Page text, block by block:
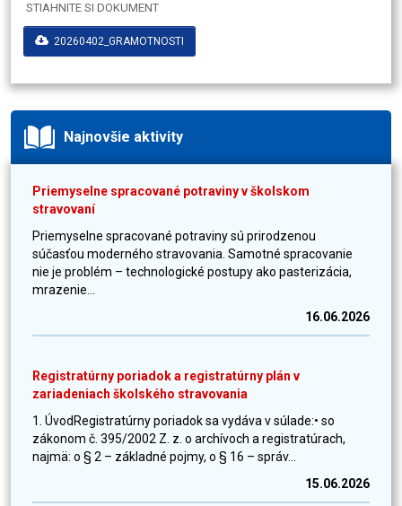
STIAHNITE SI DOKUMENT
20260402_GRAMOTNOSTI
Najnovšie aktivity
Priemyselne spracované potraviny v školskom
stravovaní
Priemyselne spracované potraviny sú prirodzenou
súčasťou moderného stravovania. Samotné spracovanie
nie je problém – technologické postupy ako pasterizácia,
mrazenie...
16.06.2026
Registratúrny poriadok a registratúrny plán v
zariadeniach školského stravovania
1. ÚvodRegistratúrny poriadok sa vydáva v súlade:• so
zákonom č. 395/2002 Z. z. o archívoch a registratúrach,
najmä: o § 2 – základné pojmy, o § 16 – správ...
15.06.2026